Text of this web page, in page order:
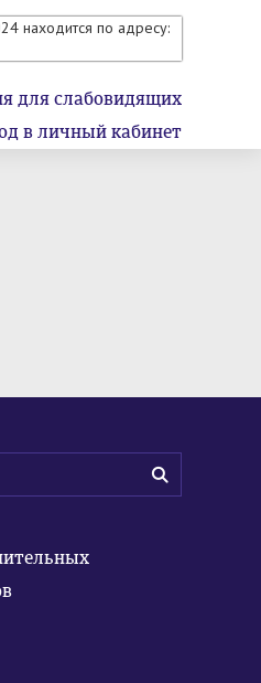
находится по адресу:
для слабовидящих
в личный кабинет